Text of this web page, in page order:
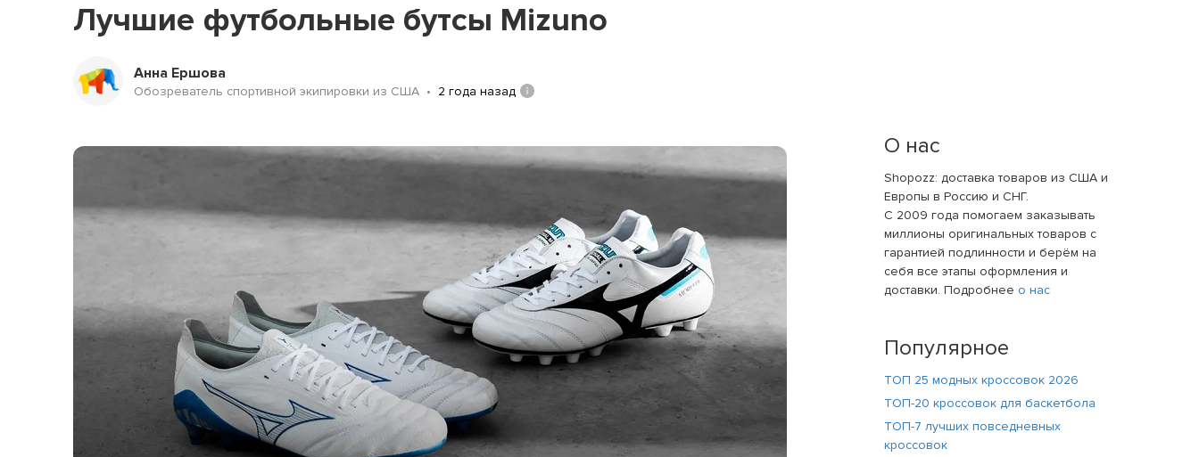
Лучшие футбольные бутсы Mizuno
Анна Ершова
Обозреватель спортивной экипировки из США 2 года назад
О нас
Shopozz: доставка товаров из США и
Европы в Россию и СНГ.
С 2009 года помогаем заказывать
миллионы оригинальных товаров с
гарантией подлинности и берём на
себя все этапы оформления и
доставки. Подробнее о нас
Популярное
ТОП 25 модных кроссовок 2026
ТОП-20 кроссовок для баскетбола
ТОП-7 лучших повседневных
кроссовок